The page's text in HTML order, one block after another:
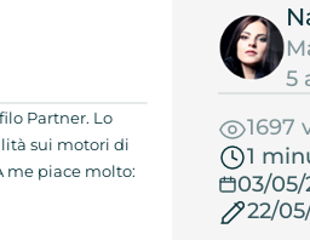
Partner. Lo
sui motori di
me piace molto:
5
1697
1
03/05/
22/